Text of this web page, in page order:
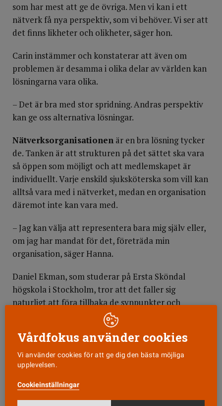
som har mest att ge de övriga. Men vi kan i ett
nätverk få nya perspektiv, som vi behöver. Vi ser att
det finns likheter och olikheter, säger hon.
Carin instämmer och konstaterar att även om
problemen är desamma i olika delar av världen kan
lösningarna vara olika.
– Det är bra med stor spridning. Andras perspektiv
kan ge oss alternativa lösningar.
Nätverksorganisationen är en bra lös­ning tycker
de. Tanken är att strukturen på det sättet ska vara
så öppen som möjligt och att medlemskapet är
individuellt. Varje enskild sjuksköterska som vill kan
alltså vara med i nätverket, medan en organisation
däremot inte kan vara med.
– Jag kan välja att representera bara mig själv eller,
om jag har mandat för det, företräda min
organisation, säger Hanna.
Daniel Ekman, som studerar på Ersta Sköndal
högskola i Stockholm, tror att det faller sig
naturligt att föra tillbaka de synpunkter och
erfarenheter som nätverket ger till sin egen grupp.
– Om man är intresserad av att diskutera och
utbyta erfarenheter med andra vill man nog göra
det med dem hemma också.
Införnätverksbyggandet har nätverkets ställning
diskuterats. Några länder hade föredragit ett helt
Vårdfokus använder cookies
Vi använder cookies för att ge dig den bästa möjliga
upplevelsen.
Cookieinställningar